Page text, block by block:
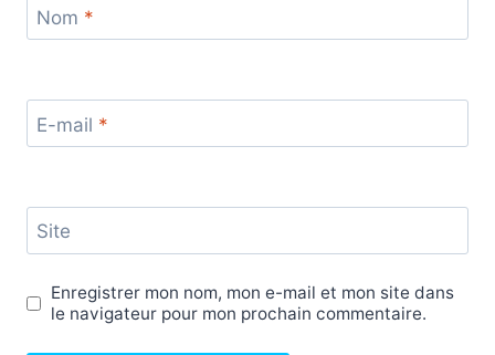
Nom *
E-mail *
Site
Enregistrer mon nom, mon e-mail et mon site dans
le navigateur pour mon prochain commentaire.